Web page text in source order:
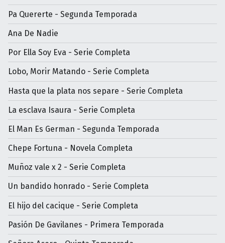
Pa Quererte - Segunda Temporada
Ana De Nadie
Por Ella Soy Eva - Serie Completa
Lobo, Morir Matando - Serie Completa
Hasta que la plata nos separe - Serie Completa
La esclava Isaura - Serie Completa
El Man Es German - Segunda Temporada
Chepe Fortuna - Novela Completa
Muñoz vale x 2 - Serie Completa
Un bandido honrado - Serie Completa
El hijo del cacique - Serie Completa
Pasión De Gavilanes - Primera Temporada